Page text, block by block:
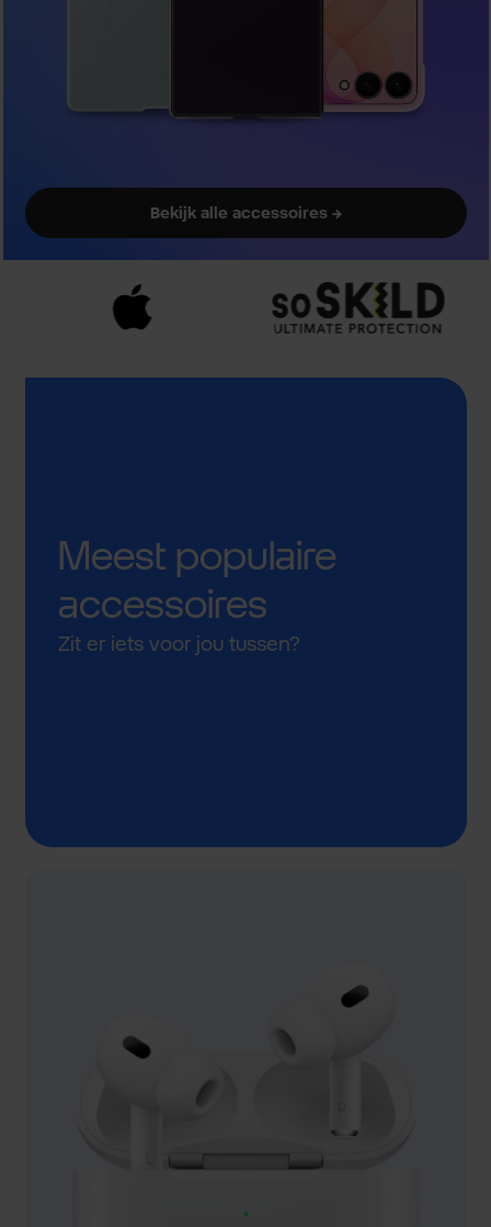
Bekijk alle accessoires →
Meest populaire
accessoires
Zit er iets voor jou tussen?